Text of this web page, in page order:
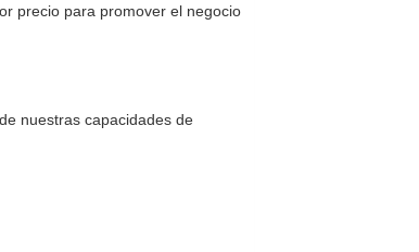
precio para promover el negocio
nuestras capacidades de